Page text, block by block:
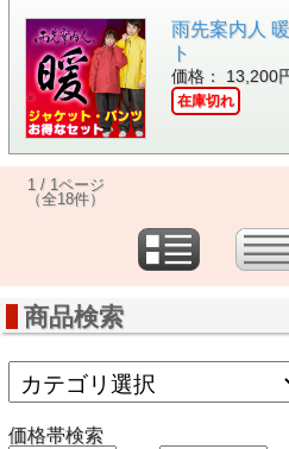
雨先案内人
ト
価格： 13,200
在庫切れ
1 / 1ページ
（全18件）
商品検索
価格帯検索